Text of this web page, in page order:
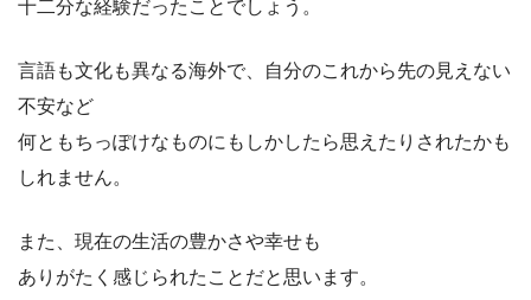
十二分な経験だったことでしょう。
言語も文化も異なる海外で、自分のこれから先の見えない
不安など
何ともちっぽけなものにもしかしたら思えたりされたかも
しれません。
また、現在の生活の豊かさや幸せも
ありがたく感じられたことだと思います。